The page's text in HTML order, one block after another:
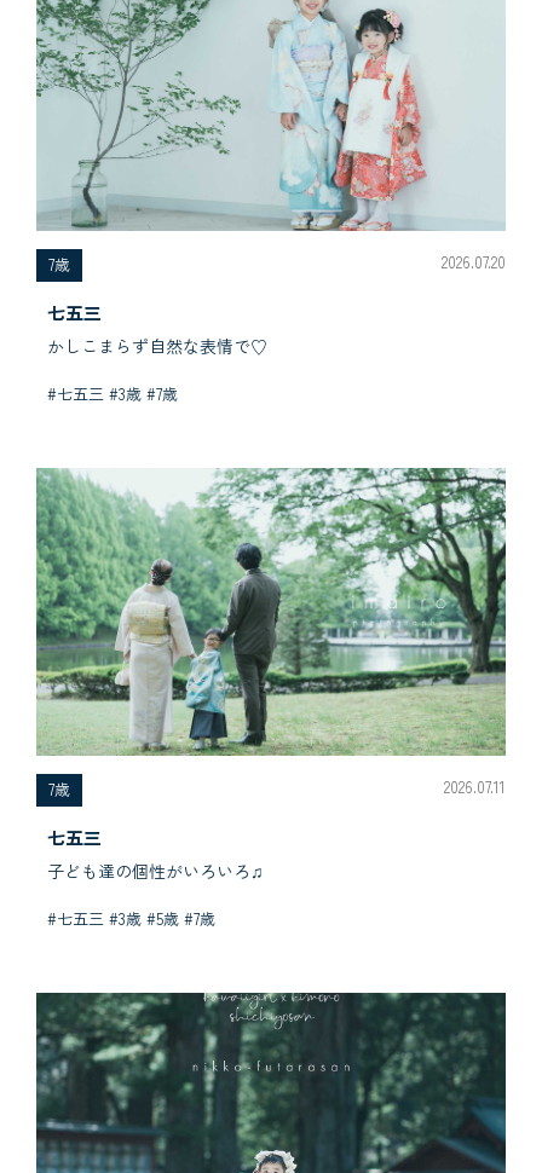
7歳 2026.07.20
七五三
かしこまらず自然な表情で♡
#七五三 #3歳 #7歳
7歳 2026.07.11
七五三
子ども達の個性がいろいろ♫
#七五三 #3歳 #5歳 #7歳